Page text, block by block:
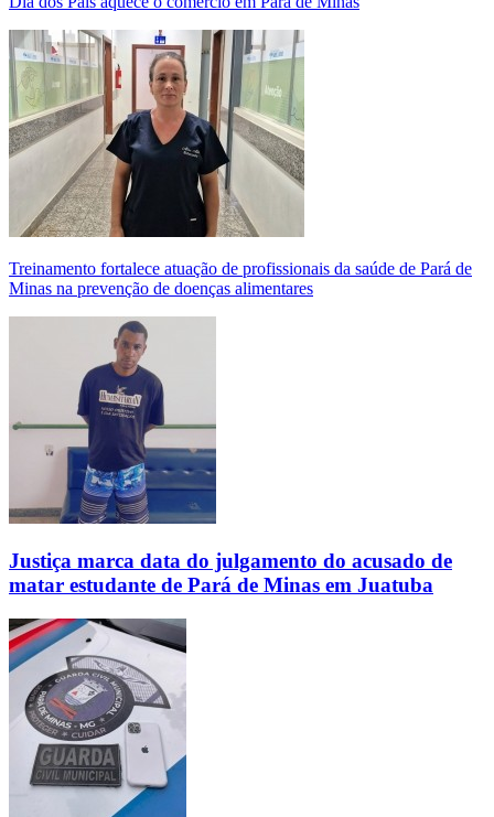
Treinamento fortalece atuação de profissionais da saúde de Pará de
Minas na prevenção de doenças alimentares
Justiça marca data do julgamento do acusado de
matar estudante de Pará de Minas em Juatuba